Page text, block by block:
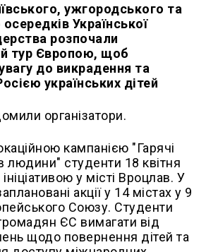
ужгородського та
Української
розпочали
тур Європою, щоб
до викрадення та
українських дітей
організатори.
кампанією "Гарячі
людини" студенти 18 квітня
у місті Вроцлав. У
акції у 14 містах у 9
Союзу. Студенти
ЄС вимагати від
щодо повернення дітей та